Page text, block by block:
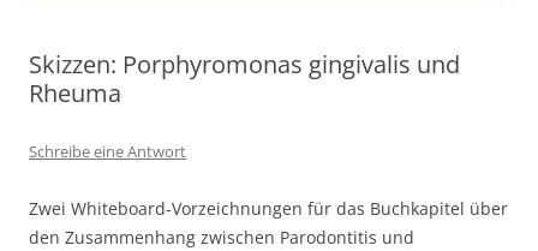
Skizzen: Porphyromonas gingivalis und
Rheuma
Schreibe eine Antwort
Zwei Whiteboard-Vorzeichnungen für das Buchkapitel über
den Zusammenhang zwischen Parodontitis und